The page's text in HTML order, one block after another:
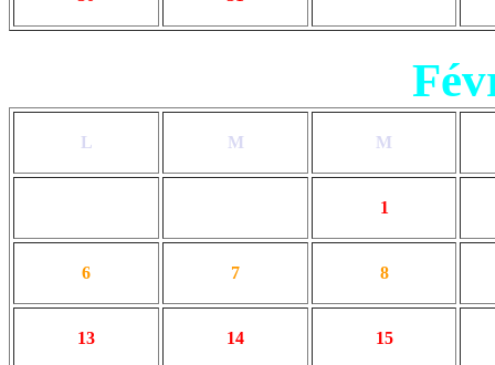
L M M
1
6 7 8
13 14 15